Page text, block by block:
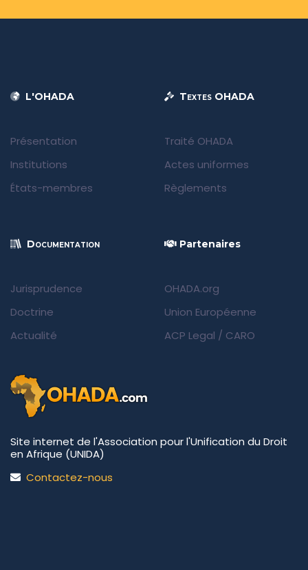
L'OHADA
Présentation
Institutions
États-membres
Textes OHADA
Traité OHADA
Actes uniformes
Règlements
Documentation
Jurisprudence
Doctrine
Actualité
Partenaires
OHADA.org
Union Européenne
ACP Legal / CARO
Site internet de l'Association pour l'Unification du Droit
en Afrique (UNIDA)
Contactez-nous